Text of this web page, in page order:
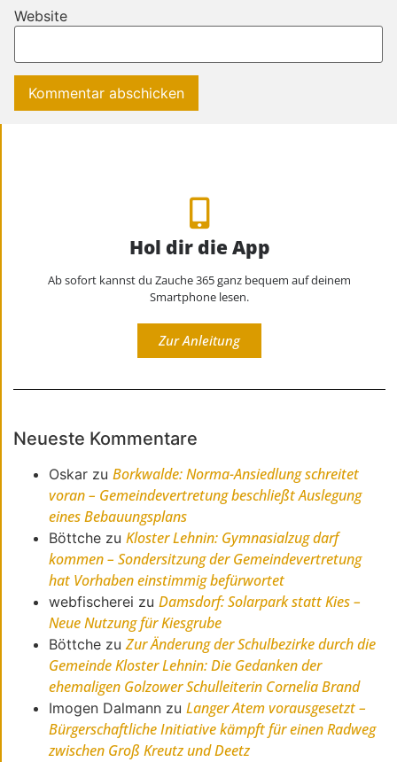
Website
Hol dir die App
Ab sofort kannst du Zauche 365 ganz bequem auf deinem
Smartphone lesen.
Zur Anleitung
Neueste Kommentare
Oskar zuBorkwalde: Norma-Ansiedlung schreitet
voran – Gemeindevertretung beschließt Auslegung
eines Bebauungsplans
Böttche zuKloster Lehnin: Gymnasialzug darf
kommen – Sondersitzung der Gemeindevertretung
hat Vorhaben einstimmig befürwortet
webfischerei zuDamsdorf: Solarpark statt Kies –
Neue Nutzung für Kiesgrube
Böttche zuZur Änderung der Schulbezirke durch die
Gemeinde Kloster Lehnin: Die Gedanken der
ehemaligen Golzower Schulleiterin Cornelia Brand
Imogen Dalmann zuLanger Atem vorausgesetzt –
Bürgerschaftliche Initiative kämpft für einen Radweg
zwischen Groß Kreutz und Deetz